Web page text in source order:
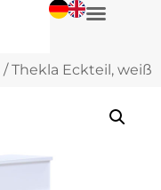
/ Thekla Eckteil, weiß